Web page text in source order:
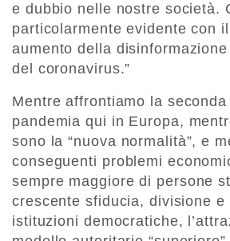
e dubbio nelle nostre società.
particolarmente evidente con
aumento della
del coronavirus.”
Mentre affrontiamo la
pandemia qui in Europa,
sono la “nuova normalità”, e
conseguenti problemi
sempre maggiore di persone
crescente sfiducia, divisione e
istituzioni democratiche,